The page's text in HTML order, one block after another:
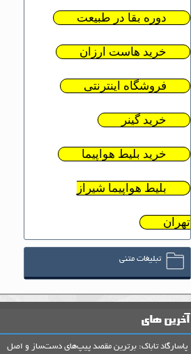
دوره بقا در طبیعت
خرید هاست ارزان
فروشگاه اینترنتی
خرید گینر
خرید بلیط هواپیما
بلیط هواپیما شیراز
تهران
تبلیغات متنی
آخرین های
پاسارگاد تاباک: برترین مقصد پیپ‌های دست‌ساز و اصل